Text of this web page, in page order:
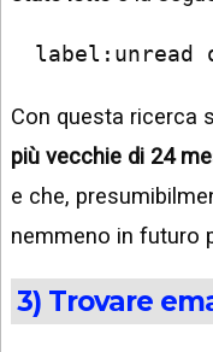
label:unread
Con questa ricerca
più vecchie di 24
e che,
nemmeno in futuro
3) Trovare